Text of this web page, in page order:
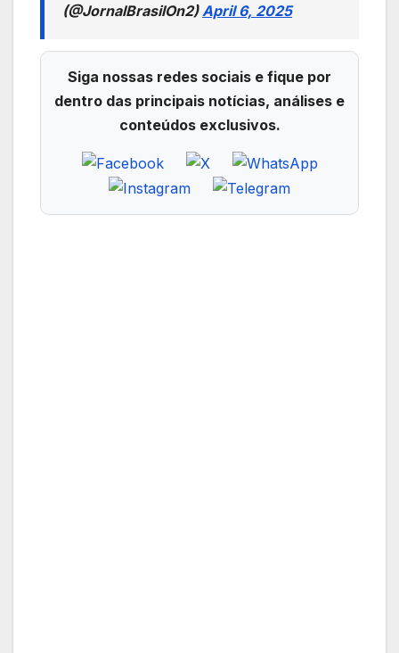
(@JornalBrasilOn2)April 6, 2025
Siga nossas redes sociais e fique por
dentro das principais notícias, análises e
conteúdos exclusivos.